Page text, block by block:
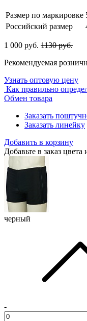
Размер по маркировке
Российский размер
1 000 руб. 1130 руб.
Рекомендуемая
Узнать оптовую цену
Как правильно
Обмен товара
Заказать
Заказать линейку
Добавить в корзину
Добавьте в заказ цвета
черный
-